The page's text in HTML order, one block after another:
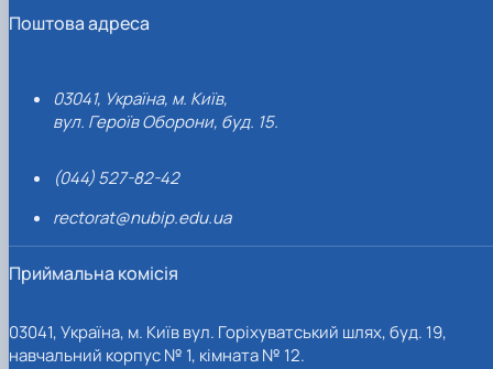
Поштова адреса
03041, Україна, м. Київ,
вул. Героїв Оборони, буд. 15.
(044) 527-82-42
rectorat@nubip.edu.ua
Приймальна комісія
03041, Україна, м. Київ вул. Горіхуватський шлях, буд. 19,
навчальний корпус № 1, кімната № 12.